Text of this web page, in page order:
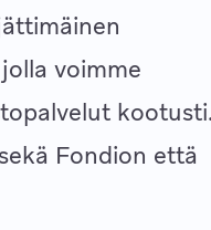
voimme
kootusti.
Fondion että